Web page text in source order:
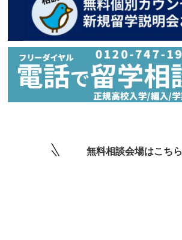
無料相談会場はこちら